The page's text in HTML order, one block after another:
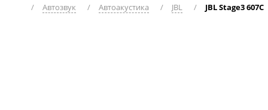
/ Автозвук / Автоакустика / JBL / JBL Stage3 607C